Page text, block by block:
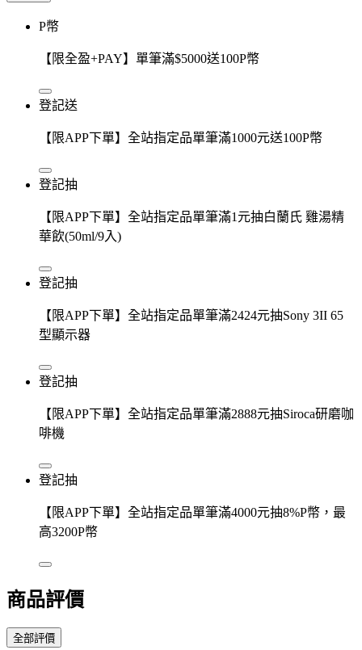
P幣
【限全盈+PAY】單筆滿$5000送100P幣
登記送
【限APP下單】全站指定品單筆滿1000元送100P幣
登記抽
【限APP下單】全站指定品單筆滿1元抽白蘭氏 雞湯精
華飲(50ml/9入)
登記抽
【限APP下單】全站指定品單筆滿2424元抽Sony 3II 65
型顯示器
登記抽
【限APP下單】全站指定品單筆滿2888元抽Siroca研磨咖
啡機
登記抽
【限APP下單】全站指定品單筆滿4000元抽8%P幣，最
高3200P幣
商品評價
全部評價